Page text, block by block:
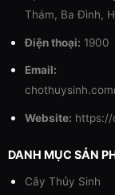
Thám, Ba Đình,
Điện thoại: 1900
Email:
Website: https://
DANH MỤC SẢN
Cây Thủy Sinh